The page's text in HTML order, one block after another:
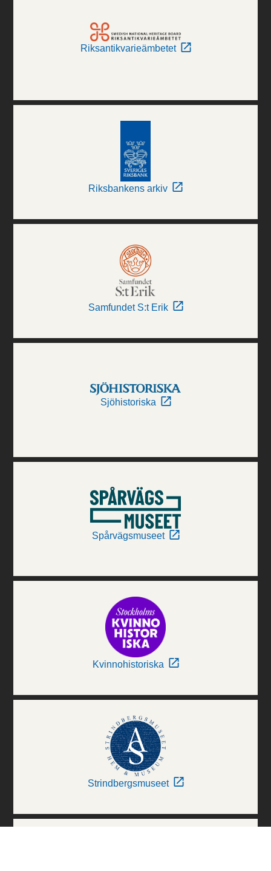
Riksantikvarieämbetet
Riksbankens arkiv
Samfundet S:t Erik
Sjöhistoriska
Spårvägsmuseet
Kvinnohistoriska
Strindbergsmuseet